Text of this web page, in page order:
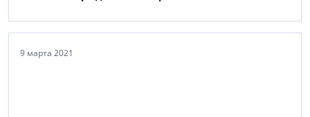
9 марта 2021